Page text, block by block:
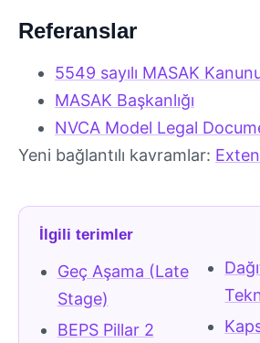
Referanslar
5549 sayılı MASAK
MASAK Başkanlığı
NVCA Model Legal
Yeni bağlantılı kavramlar:
İlgili terimler
Geç Aşama (Late
Stage)
BEPS Pillar 2